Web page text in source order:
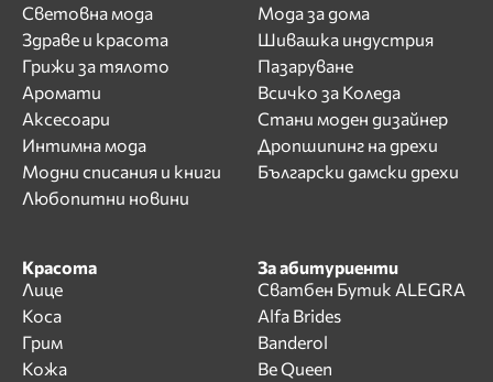
Световна мода
Здраве и красота
Грижи за тялото
Аромати
Аксесоари
Интимна мода
Модни списания и книги
Любопитни новини
Мода за дома
Шивашка индустрия
Пазаруване
Всичко за Коледа
Стани моден дизайнер
Дропшипинг на дрехи
Български дамски дрехи
Красота
Лице
Коса
Грим
Кожа
За абитуриенти
Сватбен Бутик ALEGRA
Alfa Brides
Banderol
Be Queen